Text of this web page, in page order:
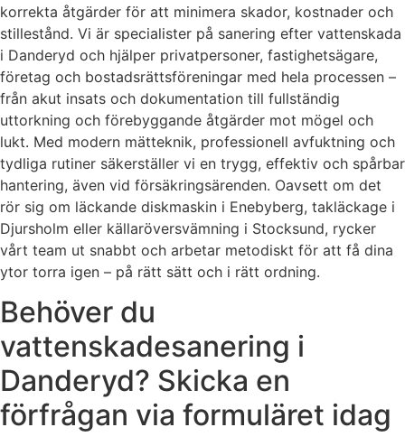
korrekta åtgärder för att minimera skador, kostnader och
stillestånd. Vi är specialister på sanering efter vattenskada
i Danderyd och hjälper privatpersoner, fastighetsägare,
företag och bostadsrättsföreningar med hela processen –
från akut insats och dokumentation till fullständig
uttorkning och förebyggande åtgärder mot mögel och
lukt. Med modern mätteknik, professionell avfuktning och
tydliga rutiner säkerställer vi en trygg, effektiv och spårbar
hantering, även vid försäkringsärenden. Oavsett om det
rör sig om läckande diskmaskin i Enebyberg, takläckage i
Djursholm eller källaröversvämning i Stocksund, rycker
vårt team ut snabbt och arbetar metodiskt för att få dina
ytor torra igen – på rätt sätt och i rätt ordning.
Behöver du
vattenskadesanering i
Danderyd? Skicka en
förfrågan via formuläret idag